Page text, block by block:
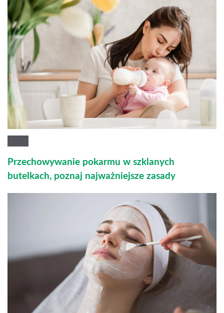
Przechowywanie pokarmu w szklanych
butelkach, poznaj najważniejsze zasady